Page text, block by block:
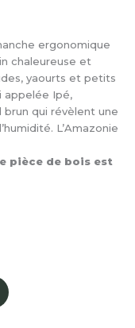
ergonomique
chaleureuse et
yaourts et petits
appelée Ipé,
qui révèlent une
L’Amazonie
pièce de bois est